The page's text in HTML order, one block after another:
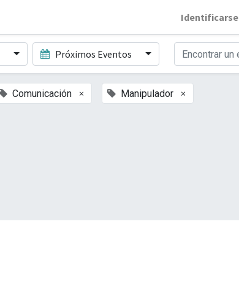
Identificarse
Próximos Eventos
Comunicación × Manipulador ×